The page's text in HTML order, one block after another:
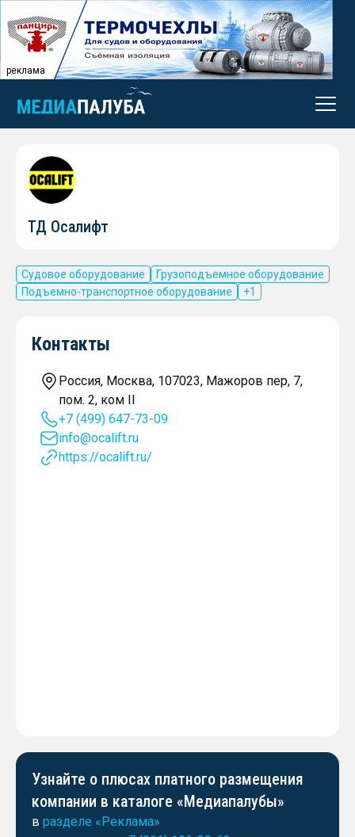
реклама
ТД Осалифт
Судовое оборудование
Грузоподъемное оборудование
Подъемно-транспортное оборудование
+1
Контакты
Россия, Москва, 107023, Мажоров пер, 7,
пом. 2, ком II
+7 (499) 647-73-09
info@ocalift.ru
https://ocalift.ru/
Узнайте о плюсах платного размещения
компании в каталоге «Медиапалубы»
в разделе «Реклама»